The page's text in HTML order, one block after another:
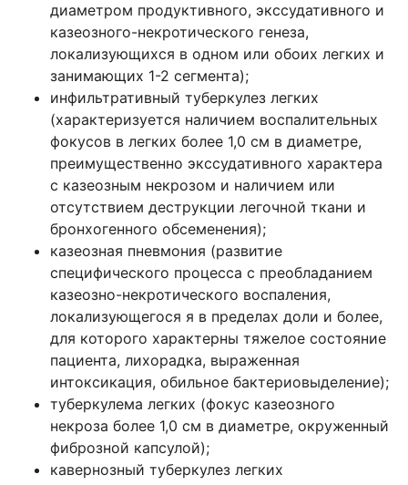
диаметром продуктивного, экссудативного и
казеозного-некротического генеза,
локализующихся в одном или обоих легких и
занимающих 1-2 сегмента);
инфильтративный туберкулез легких
(характеризуется наличием воспалительных
фокусов в легких более 1,0 см в диаметре,
преимущественно экссудативного характера
с казеозным некрозом и наличием или
отсутствием деструкции легочной ткани и
бронхогенного обсеменения);
казеозная пневмония (развитие
специфического процесса с преобладанием
казеозно-некротического воспаления,
локализующегося я в пределах доли и более,
для которого характерны тяжелое состояние
пациента, лихорадка, выраженная
интоксикация, обильное бактериовыделение);
туберкулема легких (фокус казеозного
некроза более 1,0 см в диаметре, окруженный
фиброзной капсулой);
кавернозный туберкулез легких